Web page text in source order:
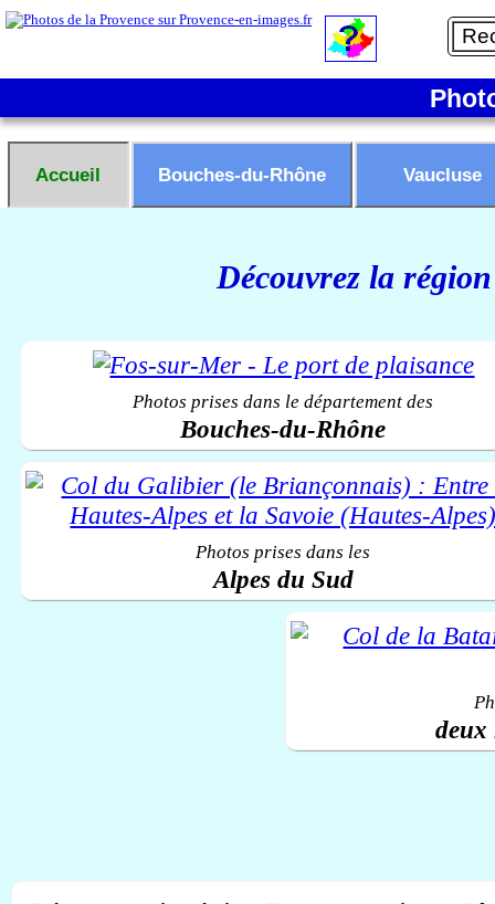
Accueil Bouches-du-Rhône Vaucluse
Découvrez la
Photos prises dans le département des
Bouches-du-Rhône
Photos prises dans les
Alpes du Sud
deux